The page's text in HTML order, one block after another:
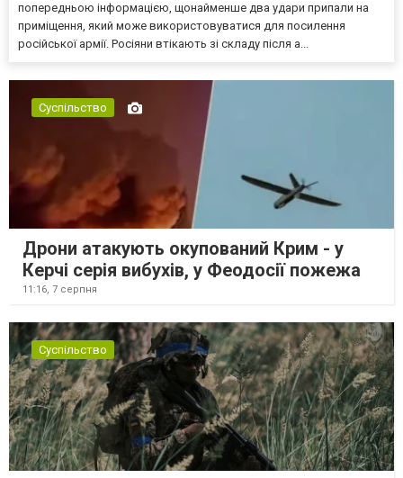
попередньою інформацією, щонайменше два удари припали на
приміщення, який може використовуватися для посилення
російської армії. Росіяни втікають зі складу після а...
Суспільство
Дрони атакують окупований Крим - у
Керчі серія вибухів, у Феодосії пожежа
11:16, 7 серпня
Суспільство